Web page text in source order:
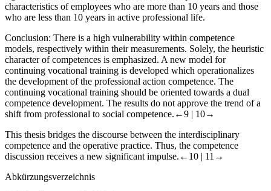
characteristics of employees who are more than 10 years and those
who are less than 10 years in active professional life.
Conclusion: There is a high vulnerability within competence
models, respectively within their measurements. Solely, the heuristic
character of competences is emphasized. A new model for
continuing vocational training is developed which operationalizes
the development of the professional action competence. The
continuing vocational training should be oriented towards a dual
competence development. The results do not approve the trend of a
shift from professional to social competence. ←9 | 10→
This thesis bridges the discourse between the interdisciplinary
competence and the operative practice. Thus, the competence
discussion receives a new significant impulse. ←10 | 11→
Abkürzungsverzeichnis